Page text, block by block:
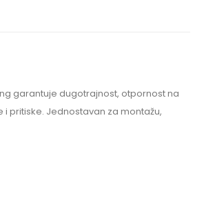
garantuje dugotrajnost, otpornost na
pritiske. Jednostavan za montažu,